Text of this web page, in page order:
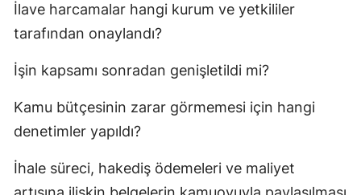
İlave harcamalar hangi kurum ve yetkililer
tarafından onaylandı?
İşin kapsamı sonradan genişletildi mi?
Kamu bütçesinin zarar görmemesi için hangi
denetimler yapıldı?
İhale süreci, hakediş ödemeleri ve maliyet